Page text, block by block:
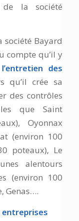
de la société
société Bayard
compte qu’il y
l’entretien des
qu’il crée sa
des contrôles
que Saint
Oyonnax
(environ 100
poteaux), Le
alentours
(environ 100
Genas….
entreprises